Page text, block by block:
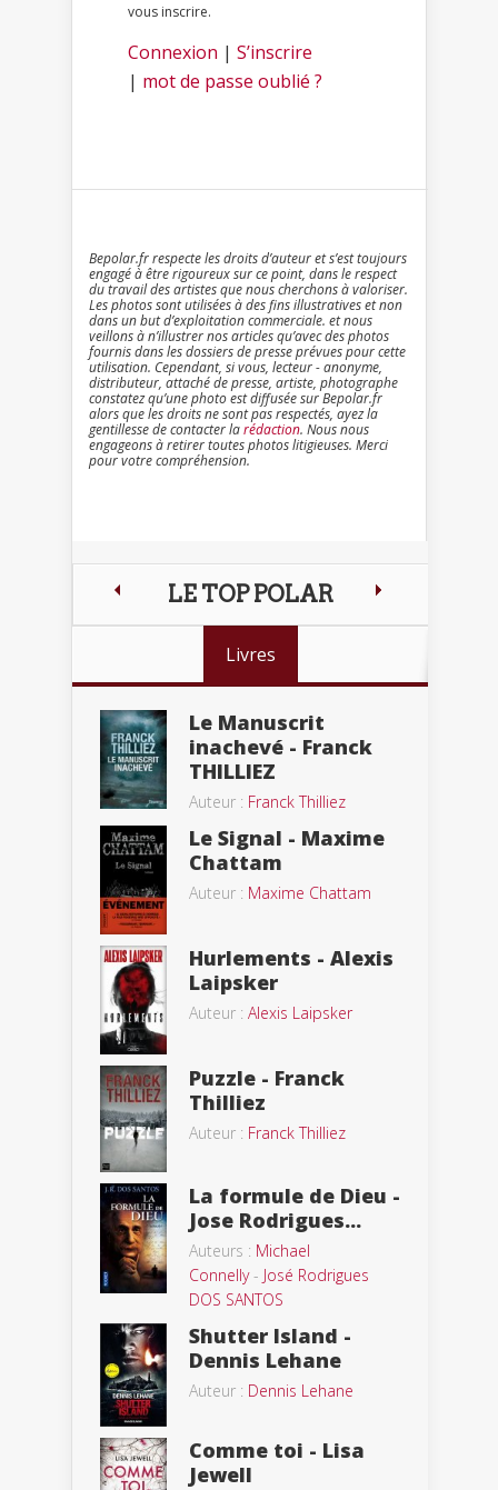
vous inscrire.
Connexion | S’inscrire
| mot de passe oublié ?
Bepolar.fr respecte les droits d’auteur et s’est toujours
engagé à être rigoureux sur ce point, dans le respect
du travail des artistes que nous cherchons à valoriser.
Les photos sont utilisées à des fins illustratives et non
dans un but d’exploitation commerciale. et nous
veillons à n’illustrer nos articles qu’avec des photos
fournis dans les dossiers de presse prévues pour cette
utilisation. Cependant, si vous, lecteur - anonyme,
distributeur, attaché de presse, artiste, photographe
constatez qu’une photo est diffusée sur Bepolar.fr
alors que les droits ne sont pas respectés, ayez la
gentillesse de contacter larédaction. Nous nous
engageons à retirer toutes photos litigieuses. Merci
pour votre compréhension.
LE TOP POLAR
Livres
Le Manuscrit
inachevé - Franck
THILLIEZ
Auteur : Franck Thilliez
Le Signal - Maxime
Chattam
Auteur : Maxime Chattam
Hurlements - Alexis
Laipsker
Auteur : Alexis Laipsker
Puzzle - Franck
Thilliez
Auteur : Franck Thilliez
La formule de Dieu -
Jose Rodrigues...
Auteurs : Michael
Connelly- José Rodrigues
DOS SANTOS
Shutter Island -
Dennis Lehane
Auteur : Dennis Lehane
Comme toi - Lisa
Jewell